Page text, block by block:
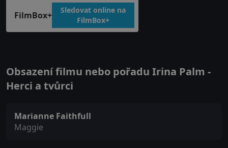
FilmBox+
Sledovat online na
FilmBox+
Obsazení filmu nebo pořadu Irina Palm -
Herci a tvůrci
Marianne Faithfull
Maggie